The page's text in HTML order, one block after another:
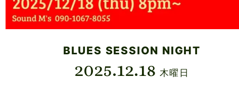
BLUES SESSION NIGHT
2025.12.18 木曜日